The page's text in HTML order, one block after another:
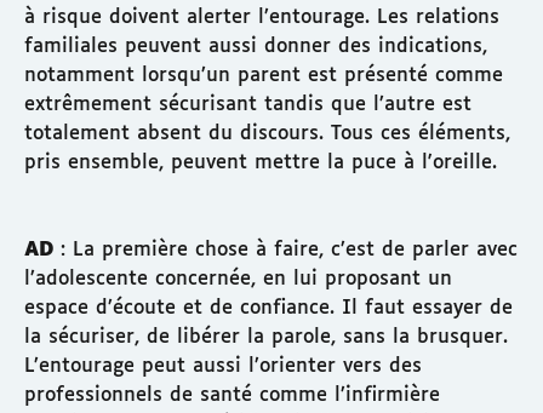
à risque doivent alerter l’entourage. Les relations
familiales peuvent aussi donner des indications,
notamment lorsqu’un parent est présenté comme
extrêmement sécurisant tandis que l’autre est
totalement absent du discours. Tous ces éléments,
pris ensemble, peuvent mettre la puce à l'oreille.
AD : La première chose à faire, c’est de parler avec
l’adolescente concernée, en lui proposant un
espace d’écoute et de confiance. Il faut essayer de
la sécuriser, de libérer la parole, sans la brusquer.
L’entourage peut aussi l’orienter vers des
professionnels de santé comme l’infirmière